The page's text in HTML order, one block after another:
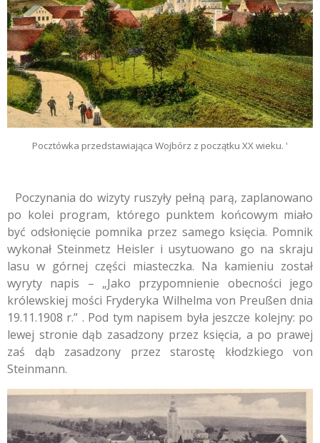
Pocztówka przedstawiająca Wojbórz z początku XX wieku. '
Poczynania do wizyty ruszyły pełną parą, zaplanowano
po kolei program, którego punktem końcowym miało
być odsłonięcie pomnika przez samego księcia. Pomnik
wykonał Steinmetz Heisler i usytuowano go na skraju
lasu w górnej części miasteczka. Na kamieniu został
wyryty napis – „Jako przypomnienie obecności jego
królewskiej mości Fryderyka Wilhelma von Preußen dnia
19.11.1908 r.” . Pod tym napisem była jeszcze kolejny: po
lewej stronie dąb zasadzony przez księcia, a po prawej
zaś dąb zasadzony przez starostę kłodzkiego von
Steinmann.